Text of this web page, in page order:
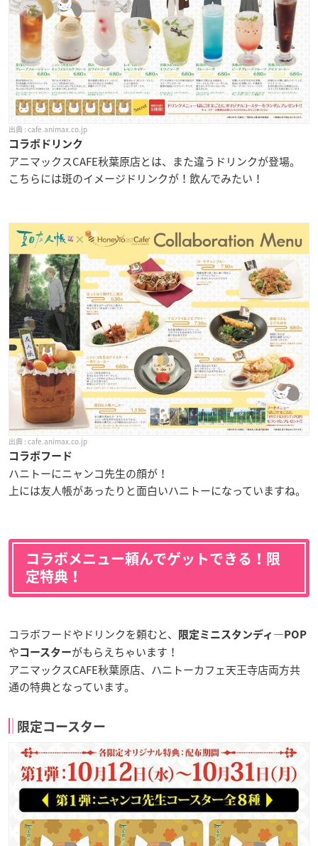
cafe.animax.co.jp
コラボドリンク
アニマックスCAFE秋葉原店とは、また違うドリンクが登場。
こちらには斑のイメージドリンクが！飲んでみたい！
cafe.animax.co.jp
コラボフード
ハニトーにニャンコ先生の顔が！
上には友人帳があったりと面白いハニトーになっていますね。
コラボメニュー頼んでゲットできる！限
定特典！
コラボフードやドリンクを頼むと、 限定ミニスタンディ―POP
や コースターがもらえちゃいます！
アニマックスCAFE秋葉原店、ハニトーカフェ天王寺店両方共
通の特典となっています。
限定コースター